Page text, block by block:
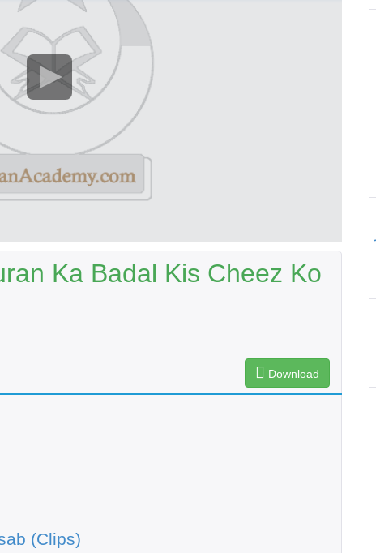
Ka Badal Kis Cheez Ko
Download
(Clips)